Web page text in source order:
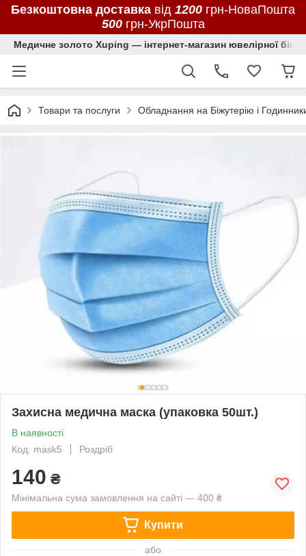
Безкоштовна доставка від 1200 грн-НоваПошта
500грн-УкрПошта
Медичне золото Xuping — інтернет-магазин ювелірної
Товари та послуги Обладнання на Біжутерію і
Захисна медична маска (упаковка 50шт.)
В наявності
Код: mask5
Роздріб
140 ₴
Мінімальна сума замовлення на сайті — 400 ₴
Купити
або